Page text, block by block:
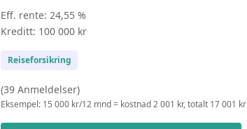
Eff. rente: 24,55 %
Kreditt: 100 000 kr
Reiseforsikring
(39 Anmeldelser)
Eksempel: 15 000 kr/12 mnd = kostnad 2 001 kr, totalt 17 001 kr